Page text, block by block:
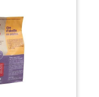
végétal et sans
additifs
naturelles. Il a une
forte teneur en
acides gras
insaturés et en
antioxydants
naturels.
Fréquemment